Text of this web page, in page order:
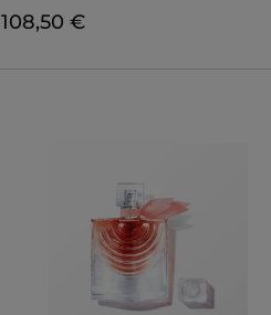
108,50 €